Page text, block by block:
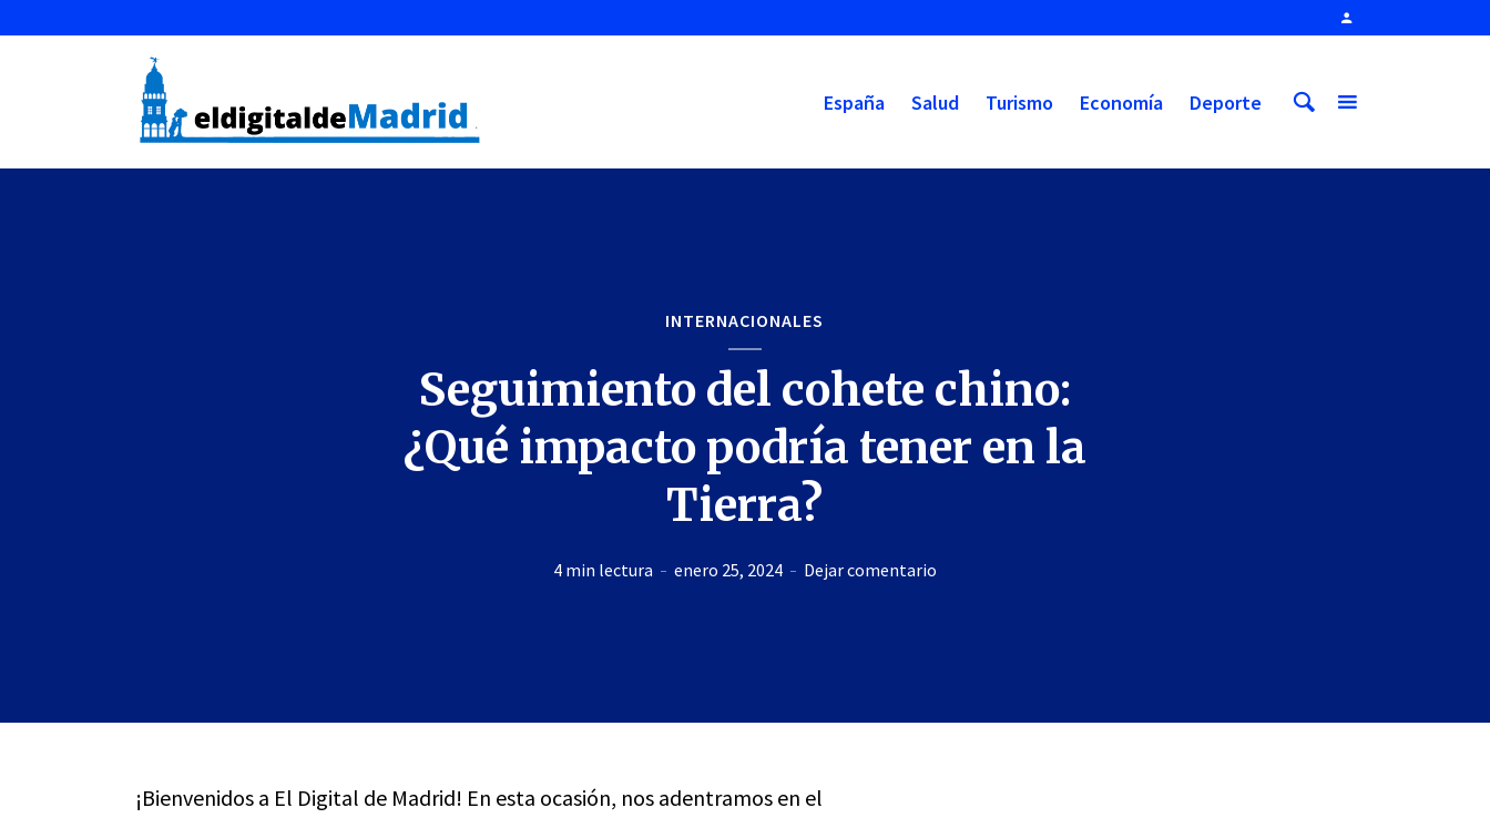
España Salud Turismo Economía Deporte
INTERNACIONALES
Seguimiento del cohete chino:
¿Qué impacto podría tener en la
Tierra?
4 min lectura enero 25, 2024 Dejar comentario
¡Bienvenidos a El Digital de Madrid! En esta ocasión, nos adentramos en el